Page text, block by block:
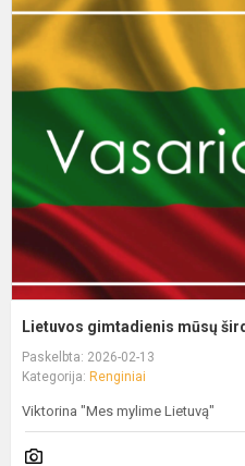
Lietuvos gimtadienis mūsų
Paskelbta: 2026-02-13
Kategorija: Renginiai
Viktorina "Mes mylime Lietuvą"